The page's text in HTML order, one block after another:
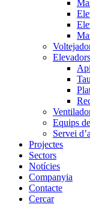
Equips
Servei
Projectes
Sectors
Notícies
Companyia
Contacte
Cercar